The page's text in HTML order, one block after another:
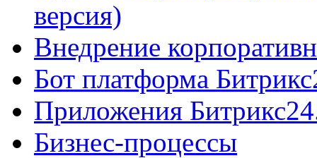
версия)
Внедрение
Бот платформа
Приложения
Бизнес-процессы